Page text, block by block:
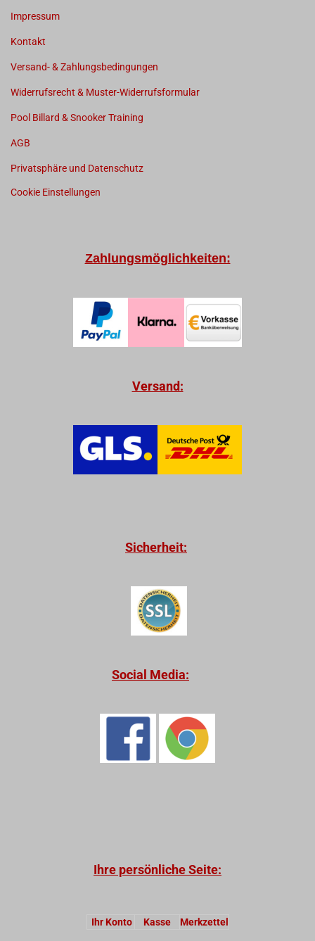
Impressum
Kontakt
Versand- & Zahlungsbedingungen
Widerrufsrecht & Muster-Widerrufsformular
Pool Billard & Snooker Training
AGB
Privatsphäre und Datenschutz
Cookie Einstellungen
Zahlungsmöglichkeiten:
Versand:
Sicherheit:
Social Media:
Ihre persönliche Seite:
Ihr Konto Kasse Merkzettel